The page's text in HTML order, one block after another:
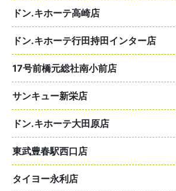
ドン.キホーテ高崎店
ドン.キホーテ行田持田インター店
17号前橋元総社南小前店
サンキュー新栄店
ドン.キホーテ大田原店
東武豊春駅西口店
タイヨー永利店